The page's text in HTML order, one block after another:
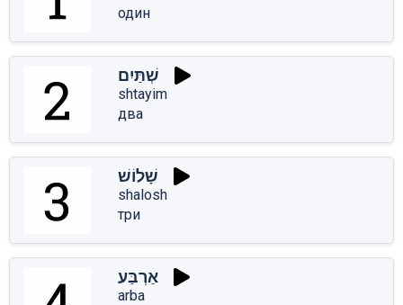
один
שְׁתַּיִם
shtayim
два
שָׁלוֹשׁ
shalosh
три
אַרְבַּע
arba